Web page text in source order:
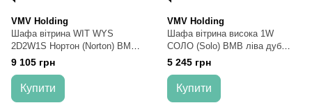
VMV Holding
Шафа вітрина WIT WYS
2D2W1S Нортон (Norton) ВМВ
дуб Сонома
9 105 грн
Купити
VMV Holding
Шафа вітрина висока 1W
СОЛО (Solo) ВМВ ліва дуб
Сонома
5 245 грн
Купити